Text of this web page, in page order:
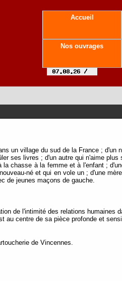
Accueil
Nos ouvrages
un village du sud de la France ;
ses livres ; d'un autre qui n'aime
chasse à la femme et à l'enfant ;
né et qui en vole un ; d'une
de jeunes maçons de gauche.
de l'intimité des relations humaines
au centre de sa pièce profonde et
de Vincennes.